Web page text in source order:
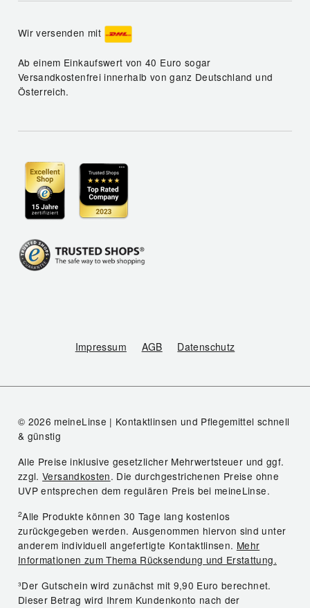
Wir versenden mit
Ab einem Einkaufswert von 40 Euro sogar
Versandkostenfrei innerhalb von ganz Deutschland und
Österreich.
Impressum AGB Datenschutz
© 2026 meineLinse | Kontaktlinsen und Pflegemittel schnell
& günstig
Alle Preise inklusive gesetzlicher Mehrwertsteuer und ggf.
zzgl.Versandkosten. Die durchgestrichenen Preise ohne
UVP entsprechen dem regulären Preis bei meineLinse.
2Alle Produkte können 30 Tage lang kostenlos
zurückgegeben werden. Ausgenommen hiervon sind unter
anderem individuell angefertigte Kontaktlinsen. Mehr
Informationen zum Thema Rücksendung und Erstattung.
³Der Gutschein wird zunächst mit 9,90 Euro berechnet.
Dieser Betrag wird Ihrem Kundenkonto nach der